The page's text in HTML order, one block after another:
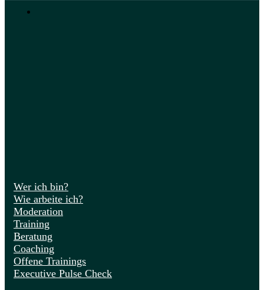
Wer ich bin?
Wie arbeite ich?
Moderation
Training
Beratung
Coaching
Offene Trainings
Executive Pulse Check